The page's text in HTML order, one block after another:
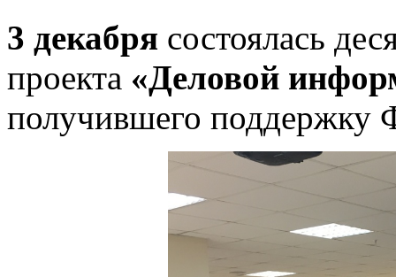
3 декабря состоялась
проекта «Деловой
получившего поддержку